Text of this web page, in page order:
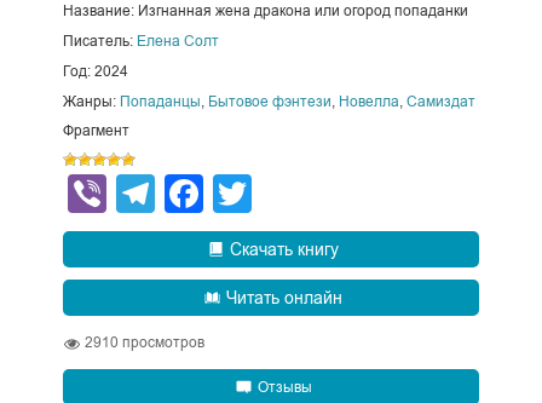
Название: Изгнанная жена дракона или огород попаданки
Писатель: Елена Солт
Год: 2024
Жанры: Попаданцы Бытовое фэнтези Новелла Самиздат
Фрагмент
ViberTelegram
Facebook
Скачать книгу
Читать онлайн
2910 просмотров
Отзывы